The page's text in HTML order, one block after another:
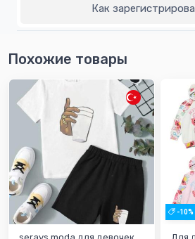
Как
Похожие товары
-